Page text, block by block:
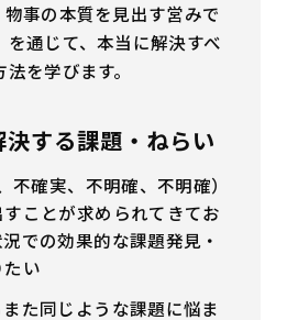
らせ よくあるご質問
請求 メルマガ登録
事の本質を見出す営みで
通じて、本当に解決すべ
を学びます。
する課題・ねらい
不確実、不明確、不明確）
ことが求められてきてお
での効果的な課題発見・
い
た同じような課題に悩ま